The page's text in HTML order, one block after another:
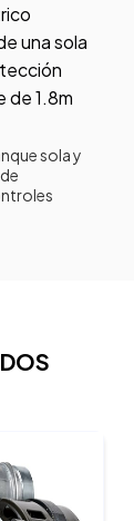
una sola
de 1.8m
sola y